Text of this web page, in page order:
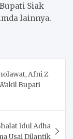
Siak
lainnya.
Afni Z
Bupati
Idul Adha
Usai Dilantik